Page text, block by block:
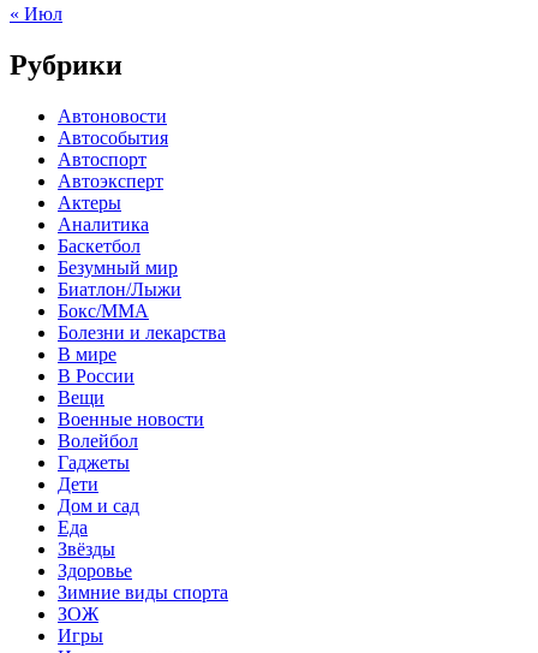
« Июл
Рубрики
Автоновости
Автособытия
Автоспорт
Автоэксперт
Актеры
Аналитика
Баскетбол
Безумный мир
Биатлон/Лыжи
Бокс/MMA
Болезни и лекарства
В мире
В России
Вещи
Военные новости
Волейбол
Гаджеты
Дети
Дом и сад
Еда
Звёзды
Здоровье
Зимние виды спорта
ЗОЖ
Игры